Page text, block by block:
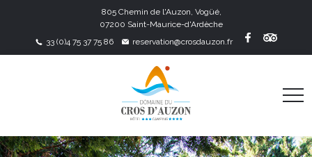
805 Chemin de l'Auzon, Vogüé,
07200 Saint-Maurice-d'Ardèche
33 (0)4 75 37 75 86
reservation@crosdauzon.fr